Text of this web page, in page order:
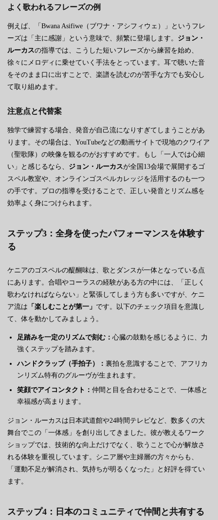
よく歌われるフレーズの例
例えば、「Bwana Asifiwe（ブワナ・アシフィウェ）」というフレ
ーズは「主に感謝」という意味で、頻繁に登場します。 ジョン・
ルーカスの指導では、こうした短いフレーズから練習を始め、
徐々にメロディに乗せていく手法をとっています。耳で聴いた音
をそのまま口に出すことで、楽譜を読むのが苦手な方でも安心し
て取り組めます。
注意点と代替案
独学で練習する場合、発音が自己流になりすぎてしまうことがあ
ります。その場合は、YouTubeなどの動画サイトで現地のクワイア
（聖歌隊）の映像を観るのがおすすめです。もし「一人では心細
い」と感じるなら、 ジョン・ルーカスが全国13会場で展開するゴ
スペル教室や、オンラインゴスペルカレッジを活用するのも一つ
の手です。プロの指導を受けることで、正しい発音とリズム感を
効率よく身につけられます。
ステップ3：全身を使ったパフォーマンスを体験す
る
ケニアのゴスペルの醍醐味は、歌とダンスが一体となっている点
にあります。合唱やコーラスの経験がある方の中には、「正しく
歌わなければならない」と緊張してしまう方も多いですが、ケニ
ア流は 「楽しむことが第一」 です。以下のチェック項目を意識し
て、体を動かしてみましょう。
足踏みを一定のリズムで刻む： 心臓の鼓動を感じるように、力
強くステップを踏みます。
ハンドクラップ（手拍子）： 裏拍を意識することで、アフリカ
ンリズム特有のグルーヴが生まれます。
笑顔でアイコンタクト： 仲間と目を合わせることで、一体感と
幸福感が高まります。
ジョン・ルーカスは日本武道館や24時間テレビなど、数多くの大
舞台でこの「一体感」を創り出してきました。彼が教えるワーク
ショップでは、技術的な向上だけでなく、歌うことで心が解放さ
れる体験を重視しています。シニア層や主婦層の方々からも、
「運動不足が解消され、気持ちが明るくなった」と好評を得てい
ます。
ステップ4：日本のコミュニティで仲間と共有する